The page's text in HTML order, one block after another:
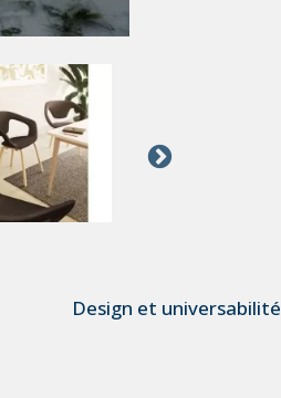
Design et universabilité